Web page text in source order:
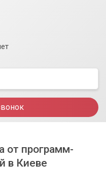
от программ-
в Киеве